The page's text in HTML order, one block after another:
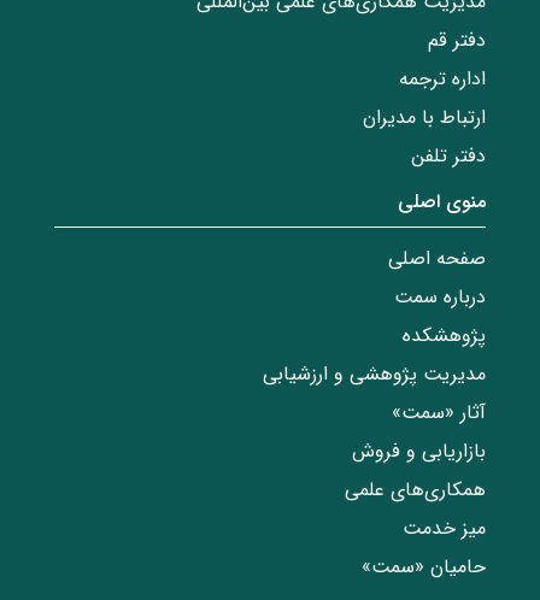
دفتر قم
اداره ترجمه
ارتباط با مدیران
دفتر تلفن
منوی اصلی
صفحه اصلی
درباره سمت
پژوهشکده
مدیریت پژوهشی و ارزشیابی
آثار «سمت»
بازاریابی و فروش
همکاری‌های علمی
میز خدمت
حامیان «سمت»